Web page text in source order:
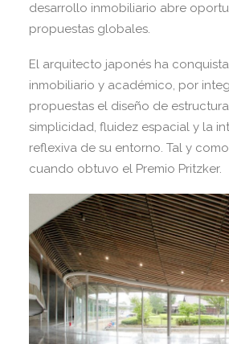
Search
desarrollo inmobiliario abre
propuestas globales.
El arquitecto japonés ha
inmobiliario y académico, por
propuestas el diseño de
simplicidad, fluidez espacial y la
reflexiva de su entorno. Tal y
cuando obtuvo el Premio Pritzker.